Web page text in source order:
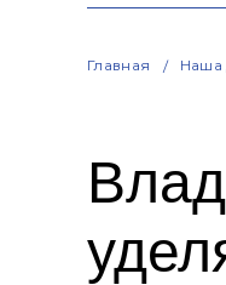
Главная Наша